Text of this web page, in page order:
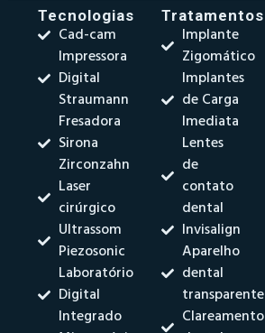
Tecnologias
Cad-cam
Impressora
Digital
Straumann
Fresadora
Sirona
Zirconzahn
Laser
cirúrgico
Ultrassom
Piezosonic
Laboratório
Digital
Integrado
Tratamentos
Implante
Zigomático
Implantes
de Carga
Imediata
Lentes
de
contato
dental
Invisalign
Aparelho
dental
transparente
Clareamento